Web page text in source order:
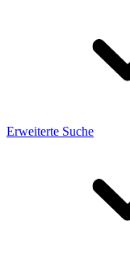
Erweiterte Suche